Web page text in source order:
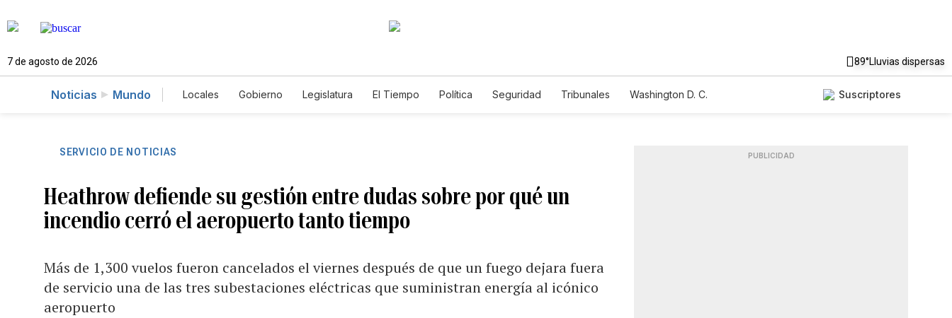
7 de agosto de 2026 89°Lluvias dispersas
Noticias Mundo Locales Gobierno Legislatura El Tiempo Política Seguridad Tribunales
Washington D. C.
Suscriptores
SERVICIO DE NOTICIAS
Heathrow defiende su gestión entre dudas sobre por qué un
incendio cerró el aeropuerto tanto tiempo
Más de 1,300 vuelos fueron cancelados el viernes después de que un fuego dejara fuera
de servicio una de las tres subestaciones eléctricas que suministran energía al icónico
aeropuerto
PUBLICIDAD